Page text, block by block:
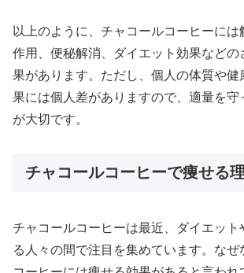
以上のように、チャコールコーヒーに
作用、便秘解消、ダイエット効果などの
果があります。ただし、個人の体質や健
果には個人差がありますので、適量を守
が大切です。
チャコールコーヒーで痩せる
チャコールコーヒーは最近、ダイエット
る人々の間で注目を集めています。な